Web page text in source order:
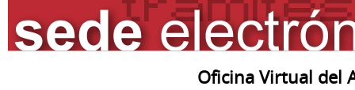
Oficina Virtual del